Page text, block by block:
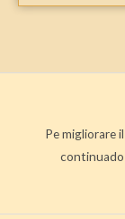
Pe migliorare
continuado